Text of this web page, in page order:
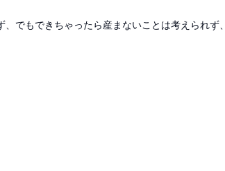
でもできちゃったら産まないことは考えられず